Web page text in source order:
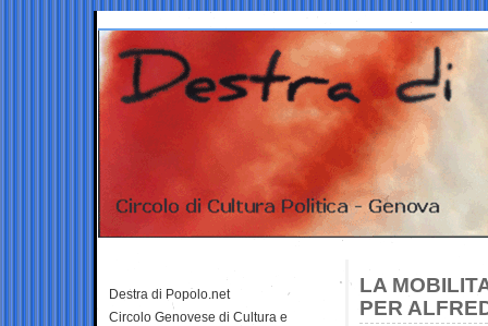
LA
PER
Destra di Popolo.net
Circolo Genovese di Cultura e